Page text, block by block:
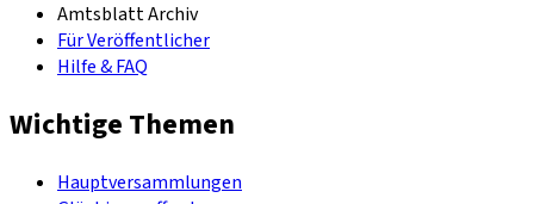
Amtsblatt Archiv
Für Veröffentlicher
Hilfe & FAQ
Wichtige Themen
Hauptversammlungen